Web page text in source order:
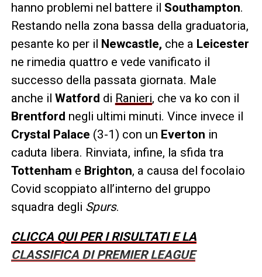
hanno problemi nel battere il Southampton.
Restando nella zona bassa della graduatoria,
pesante ko per il Newcastle, che a Leicester
ne rimedia quattro e vede vanificato il
successo della passata giornata. Male
anche il Watford di Ranieri, che va ko con il
Brentford negli ultimi minuti. Vince invece il
Crystal Palace (3-1) con un Everton in
caduta libera. Rinviata, infine, la sfida tra
Tottenham e Brighton, a causa del focolaio
Covid scoppiato all’interno del gruppo
squadra degli Spurs.
CLICCA QUI PER I RISULTATI E LA
CLASSIFICA DI PREMIER LEAGUE